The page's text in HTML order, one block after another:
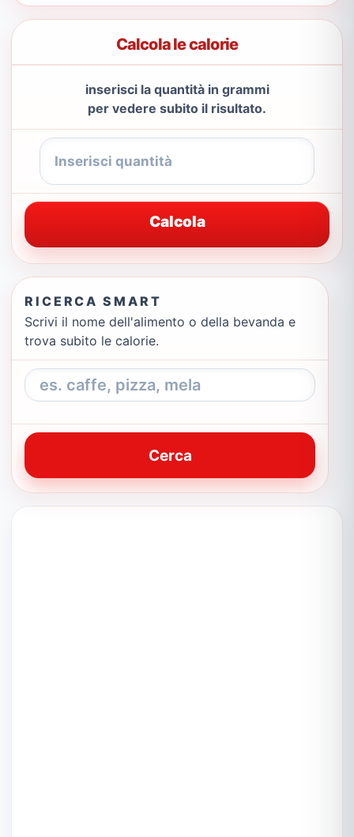
Calcola le calorie
inserisci la quantità in grammi
per vedere subito il risultato.
Calcola
RICERCA SMART
Scrivi il nome dell'alimento o della bevanda e
trova subito le calorie.
Cerca